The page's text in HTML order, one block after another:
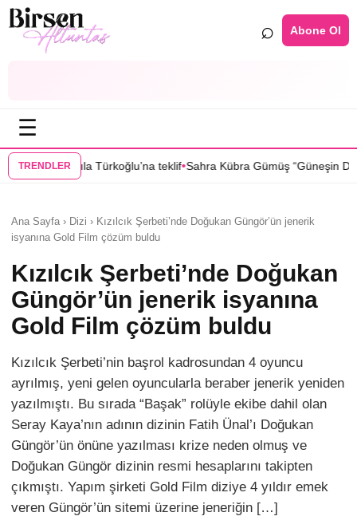
⌕ Abone Ol
☰
TRENDLER
teklif•Sahra Kübra Gümüş “Güneşin Doğduğu Yer” dizisinde•Selin
Ana Sayfa › Dizi › Kızılcık Şerbeti’nde Doğukan Güngör’ün jenerik
isyanına Gold Film çözüm buldu
Kızılcık Şerbeti’nde Doğukan
Güngör’ün jenerik isyanına
Gold Film çözüm buldu
Kızılcık Şerbeti’nin başrol kadrosundan 4 oyuncu
ayrılmış, yeni gelen oyuncularla beraber jenerik yeniden
yazılmıştı. Bu sırada “Başak” rolüyle ekibe dahil olan
Seray Kaya’nın adının dizinin Fatih Ünal’ı Doğukan
Güngör’ün önüne yazılması krize neden olmuş ve
Doğukan Güngör dizinin resmi hesaplarını takipten
çıkmıştı. Yapım şirketi Gold Film diziye 4 yıldır emek
veren Güngör’ün sitemi üzerine jeneriğin […]